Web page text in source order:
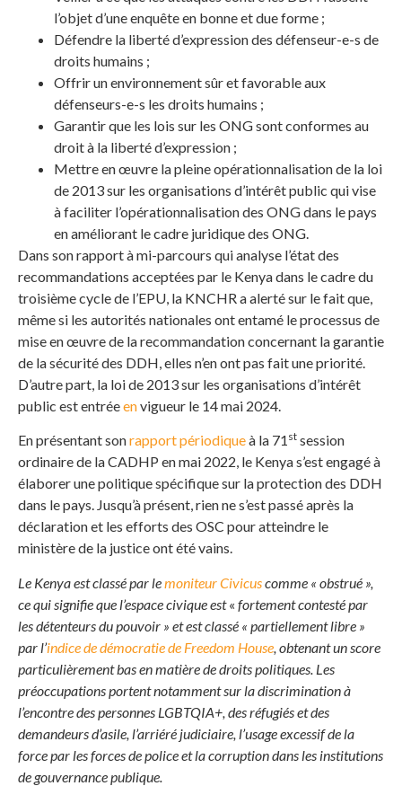
l’objet d’une enquête en bonne et due forme ;
Défendre la liberté d’expression des défenseur-e-s de
droits humains ;
Offrir un environnement sûr et favorable aux
défenseurs-e-s les droits humains ;
Garantir que les lois sur les ONG sont conformes au
droit à la liberté d’expression ;
Mettre en œuvre la pleine opérationnalisation de la loi
de 2013 sur les organisations d’intérêt public qui vise
à faciliter l’opérationnalisation des ONG dans le pays
en améliorant le cadre juridique des ONG.
Dans son rapport à mi-parcours qui analyse l’état des
recommandations acceptées par le Kenya dans le cadre du
troisième cycle de l’EPU, la KNCHR a alerté sur le fait que,
même si les autorités nationales ont entamé le processus de
mise en œuvre de la recommandation concernant la garantie
de la sécurité des DDH, elles n’en ont pas fait une priorité.
D’autre part, la loi de 2013 sur les organisations d’intérêt
public est entréeenvigueur le 14 mai 2024.
En présentant sonrapport périodiqueà la 71 st session
ordinaire de la CADHP en mai 2022, le Kenya s’est engagé à
élaborer une politique spécifique sur la protection des DDH
dans le pays. Jusqu’à présent, rien ne s’est passé après la
déclaration et les efforts des OSC pour atteindre le
ministère de la justice ont été vains.
Le Kenya est classé par lemoniteur Civicuscomme « obstrué »,
ce qui signifie que l’espace civique est« fortement contesté par
les détenteurs du pouvoir » et est classé « partiellement libre »
par l’indice de démocratie de Freedom House, obtenant un score
particulièrement bas en matière de droits politiques. Les
préoccupations portent notamment sur la discrimination à
l’encontre des personnes LGBTQIA+, des réfugiés et des
demandeurs d’asile, l’arriéré judiciaire, l’usage excessif de la
force par les forces de police et la corruption dans les institutions
de gouvernance publique.